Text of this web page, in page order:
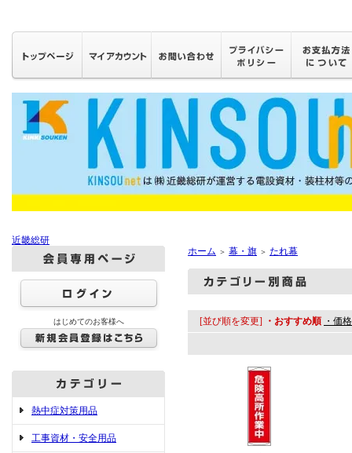
近畿総研
はじめてのお客様へ
熱中症対策用品
工事資材・安全用品
ホーム ＞ 幕・旗 ＞ たれ幕
[並び順を変更] ・おすすめ順 ・価